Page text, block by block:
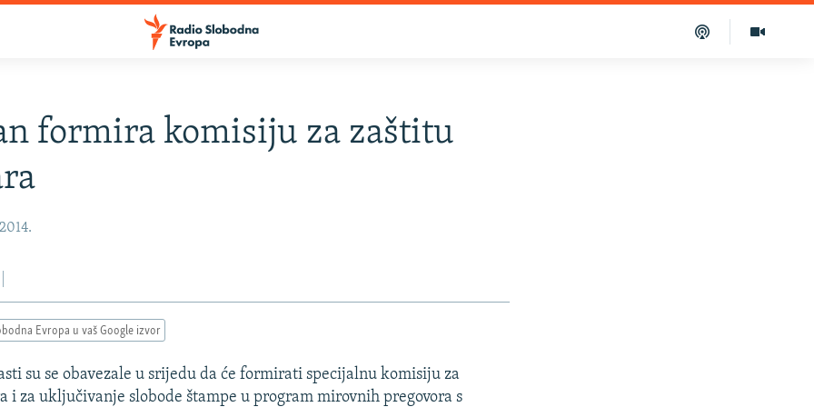
formira komisiju za zaštitu
Evropa u vaš Google izvor
su se obavezale u srijedu da će formirati specijalnu komisiju za
i za uključivanje slobode štampe u program mirovnih pregovora s